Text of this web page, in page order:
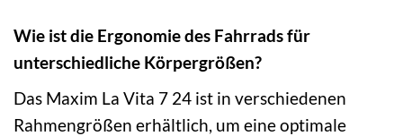
Wie ist die Ergonomie des Fahrrads für
unterschiedliche Körpergrößen?
Das Maxim La Vita 7 24 ist in verschiedenen
Rahmengrößen erhältlich, um eine optimale